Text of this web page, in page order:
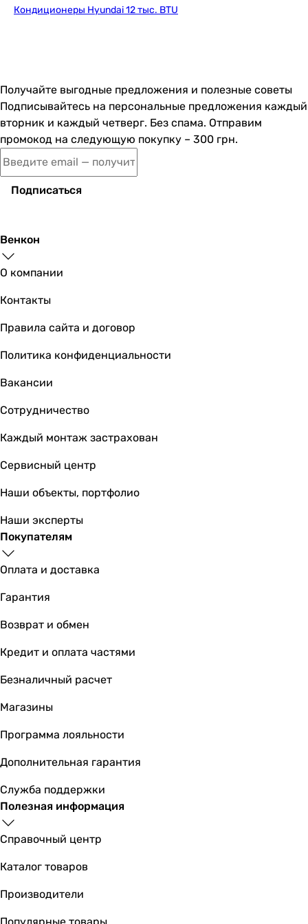
7.35 кВт
8 кВт
7.3 кВт
7.5 кВт
Класс энергоэффективности
A
A+
A+
A++
A+
A++
A++
A++
A++
3.02
3.03
3
3.6
3.4
3.68
2.82
COP
3.22
3.88
3.38
3.53
3.75
3.15
-
3.41
SEER
5.28
-
6.7
7.1
-
-
7.2
Кондиционеры Hyundai 12 тыс. BTU
Получайте выгодные предложения и полезные советы
Подписывайтесь на персональные предложения каждый
вторник и каждый четверг. Без спама. Отправим
промокод на следующую покупку – 300 грн.
Подписаться
Венкон
О компании
Контакты
Правила сайта и договор
Политика конфиденциальности
Вакансии
Сотрудничество
Каждый монтаж застрахован
Сервисный центр
Наши объекты, портфолио
Наши эксперты
Покупателям
Оплата и доставка
Гарантия
Возврат и обмен
Кредит и оплата частями
Безналичный расчет
Магазины
Программа лояльности
Дополнительная гарантия
Служба поддержки
Полезная информация
Справочный центр
Каталог товаров
Производители